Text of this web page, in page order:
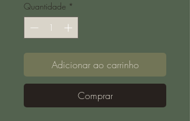
Quantidade *
Adicionar ao carrinho
Comprar